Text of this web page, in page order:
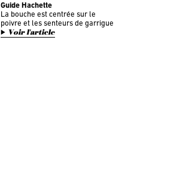
Guide Hachette
La bouche est centrée sur le
poivre et les senteurs de garrigue
Voir l'article